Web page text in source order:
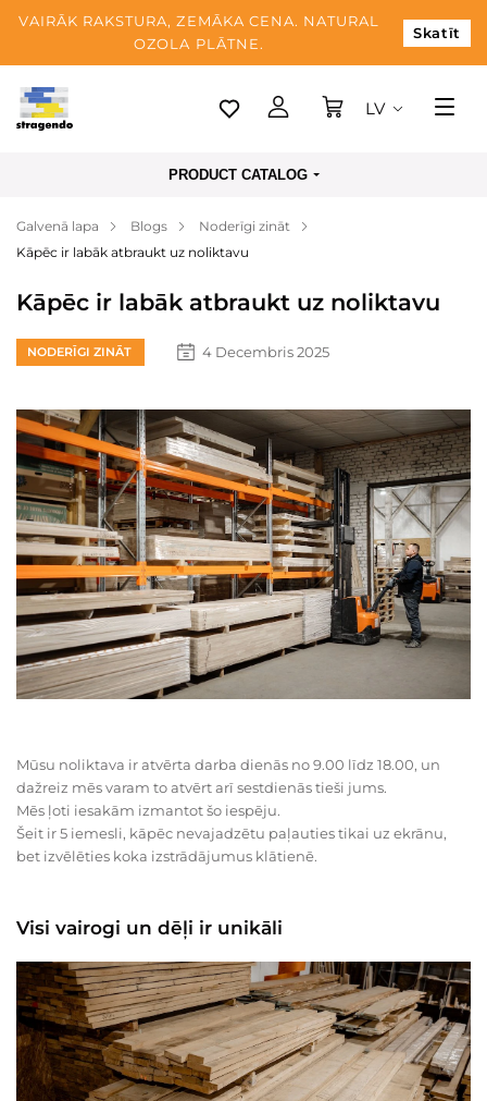
VAIRĀK RAKSTURA, ZEMĀKA CENA. NATURAL
OZOLA PLĀTNE.
Skatīt
Tallina
Apmaksa
Blogs
Kontaktinformācija
LV
PRODUCT CATALOG
Galvenā lapa Blogs
Noderīgi zināt
Kāpēc ir labāk atbraukt uz noliktavu
Kāpēc ir labāk atbraukt uz noliktavu
NODERĪGI ZINĀT 4 Decembris 2025
Mūsu noliktava ir atvērta darba dienās no 9.00 līdz 18.00, un
dažreiz mēs varam to atvērt arī sestdienās tieši jums.
Mēs ļoti iesakām izmantot šo iespēju.
Šeit ir 5 iemesli, kāpēc nevajadzētu paļauties tikai uz ekrānu,
bet izvēlēties koka izstrādājumus klātienē.
Visi vairogi un dēļi ir unikāli